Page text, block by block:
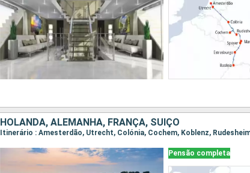
HOLANDA, ALEMANHA, FRANÇA, SUÍÇO
Pensão completa